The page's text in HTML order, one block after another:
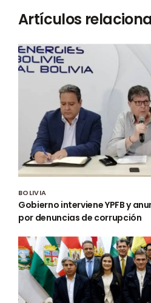
Artículos
BOLIVIA
Gobierno interviene YPFB y
por denuncias de corrupción